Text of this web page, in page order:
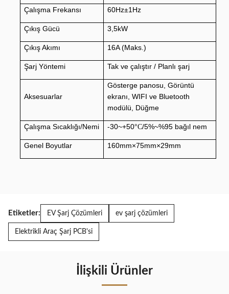
Çalışma Frekansı 60Hz±1Hz
Çıkış Gücü 3,5kW
Çıkış Akımı 16A (Maks.)
Şarj Yöntemi Tak ve çalıştır / Planlı şarj
Aksesuarlar
Gösterge panosu, Görüntü
ekranı, WIFI ve Bluetooth
modülü, Düğme
Çalışma Sıcaklığı/Nemi -30~+50°C/5%~%95 bağıl nem
Genel Boyutlar 160mm×75mm×29mm
Etiketler: EV Şarj Çözümleri ev şarj çözümleri
Elektrikli Araç Şarj PCB'si
İlişkili Ürünler